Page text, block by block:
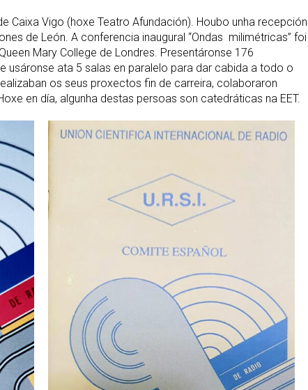
Caixa Vigo (hoxe Teatro Afundación). Houbo unha recepción
de León. A conferencia inaugural “Ondas milimétricas” foi
Mary College de Londres. Presentáronse 176
usáronse ata 5 salas en paralelo para dar cabida a todo o
os seus proxectos fin de carreira, colaboraron
en día, algunha destas persoas son catedráticas na EET.